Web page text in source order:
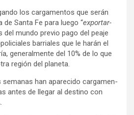
los car­ga­men­tos que serán
Santa Fe para luego “expor­tar­
del mundo pre­vio pago del peaje
barria­les que le harán el
gene­ral­mente del 10% de lo que
región del pla­neta.
sema­nas han apa­re­cido car­ga­men­
antes de lle­gar al des­tino con